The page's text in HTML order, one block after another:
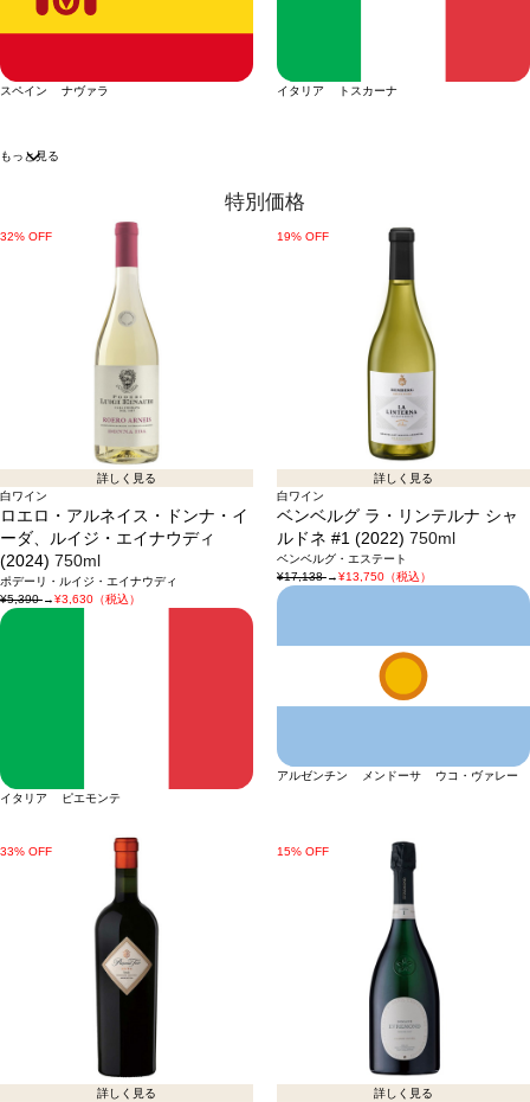
スペイン ナヴァラ イタリア トスカーナ
もっと見る
特別価格
32% OFF
詳しく見る
白ワイン
ロエロ・アルネイス・ドンナ・イ
ーダ、ルイジ・エイナウディ
(2024) 750ml
ポデーリ・ルイジ・エイナウディ
¥5,390→¥3,630（税込）
イタリア ピエモンテ
19% OFF
詳しく見る
白ワイン
ベンベルグ ラ・リンテルナ シャ
ルドネ #1 (2022) 750ml
ベンベルグ・エステート
¥17,138→¥13,750（税込）
アルゼンチン メンドーサ ウコ・ヴァレー
33% OFF
詳しく見る
15% OFF
詳しく見る